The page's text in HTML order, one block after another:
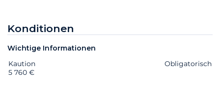
Konditionen
Wichtige Informationen
Extras Status
Kaution
Obligatorisch
5 760 €